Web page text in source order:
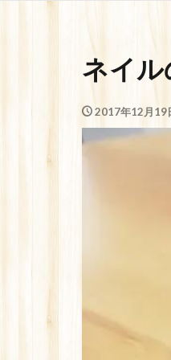
ネイル
2017年12月19